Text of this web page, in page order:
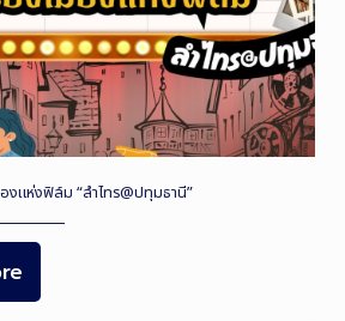
งแห่งฟิล์ม “ลำไทร@ปทุมธานี”